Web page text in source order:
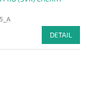
DETAIL